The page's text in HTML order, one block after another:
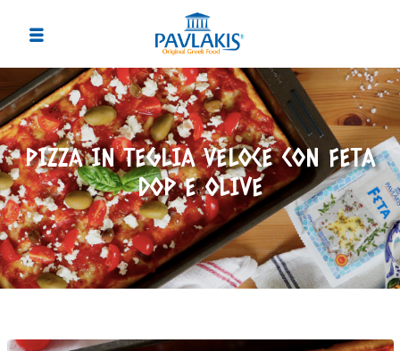
PIZZA IN TEGLIA VELOCE CON FETA
DOP E OLIVE